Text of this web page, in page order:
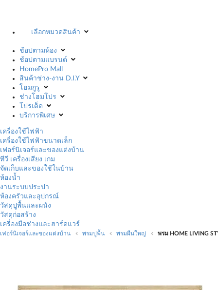
เลือกหมวดสินค้า
ช้อปตามห้อง
ช้อปตามแบรนด์
HomePro Mall
สินค้าช่าง-งาน D.I.Y
โฮมกูรู
ช่างโฮมโปร
โปรเด็ด
บริการพิเศษ
เครื่องใช้ไฟฟ้า
เครื่องใช้ไฟฟ้าขนาดเล็ก
เฟอร์นิเจอร์และของแต่งบ้าน
ทีวี เครื่องเสียง เกม
จัดเก็บและของใช้ในบ้าน
ห้องน้ำ
งานระบบประปา
ห้องครัวและอุปกรณ์
วัสดุปูพื้นและผนัง
วัสดุก่อสร้าง
เครื่องมือช่างและฮาร์ดแวร์
เฟอร์นิเจอร์และของแต่งบ้าน พรมปูพื้น พรมผืนใหญ่ พรม HOME LIVING